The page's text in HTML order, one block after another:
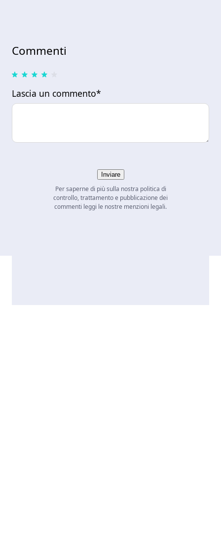
Commenti
Lascia un commento*
Inviare
Per saperne di più sulla nostra politica di
controllo, trattamento e pubblicazione dei
commenti leggi le nostre menzioni legali.